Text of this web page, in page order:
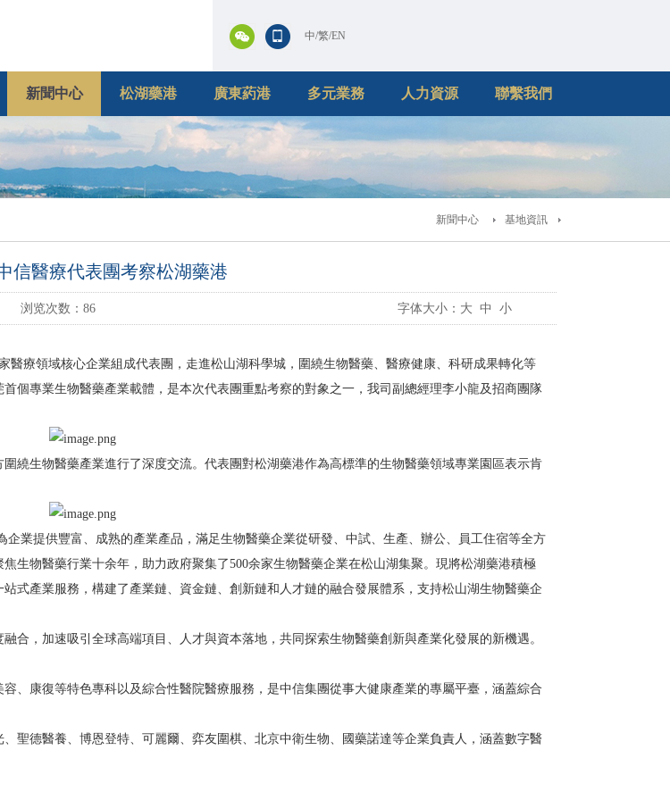
中/繁/EN
新聞中心 松湖藥港 廣東葯港 多元業務 人力資源 聯繫我們
新聞中心 基地資訊
信醫療代表團考察松湖藥港
浏览次数： 86 字体大小： 大 中 小
療領域核心企業組成代表團，走進松山湖科學城，圍繞生物醫藥、醫療健康、科研成果轉化等
個專業生物醫藥產業載體，是本次代表團重點考察的對象之一，我司副總經理李小龍及招商團隊
生物醫藥產業進行了深度交流。代表團對松湖藥港作為高標準的生物醫藥領域專業園區表示肯
提供豐富、成熟的產業產品，滿足生物醫藥企業從研發、中試、生產、辦公、員工住宿等全方
生物醫藥行業十余年，助力政府聚集了500余家生物醫藥企業在松山湖集聚。現將松湖藥港積極
式產業服務，構建了產業鏈、資金鏈、創新鏈和人才鏈的融合發展體系，支持松山湖生物醫藥企
，加速吸引全球高端項目、人才與資本落地，共同探索生物醫藥創新與產業化發展的新機遇。
康復等特色專科以及綜合性醫院醫療服務，是中信集團從事大健康產業的專屬平臺，涵蓋綜合
德醫養、博恩登特、可麗爾、弈友圍棋、北京中衛生物、國藥諾達等企業負責人，涵蓋數字醫